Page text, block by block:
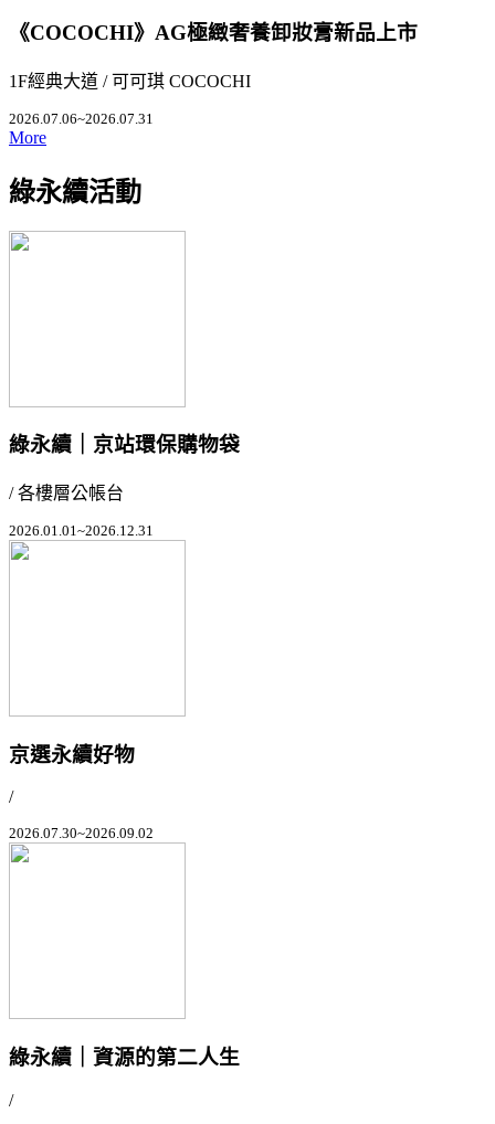
《COCOCHI》AG極緻奢養卸妝膏新品上市
1F經典大道 / 可可琪 COCOCHI
2026.07.06~2026.07.31
More
綠永續活動
綠永續｜京站環保購物袋
/ 各樓層公帳台
2026.01.01~2026.12.31
京選永續好物
/
2026.07.30~2026.09.02
綠永續｜資源的第二人生
/